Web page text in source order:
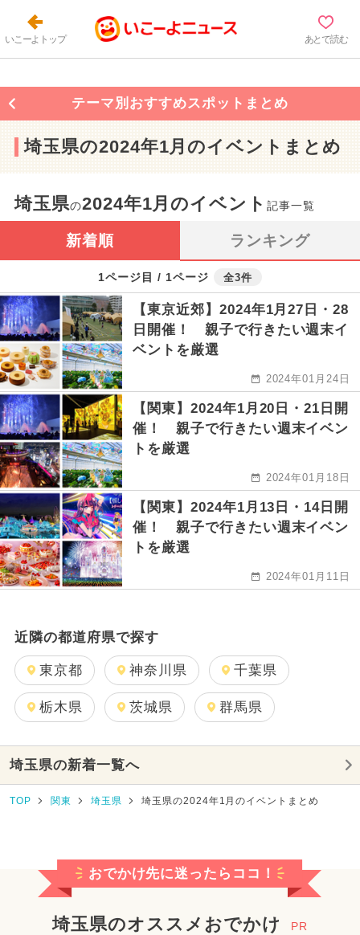
いこーよトップ あとで読む
テーマ別おすすめスポットまとめ
埼玉県の2024年1月のイベントまとめ
埼玉県の2024年1月のイベント記事一覧
新着順 ランキング
1ページ目 / 1ページ 全3件
【東京近郊】2024年1月27日・28
日開催！ 親子で行きたい週末イ
ベントを厳選
2024年01月24日
【関東】2024年1月20日・21日開
催！ 親子で行きたい週末イベン
トを厳選
2024年01月18日
【関東】2024年1月13日・14日開
催！ 親子で行きたい週末イベン
トを厳選
2024年01月11日
近隣の都道府県で探す
東京都 神奈川県 千葉県
栃木県 茨城県 群馬県
埼玉県の新着一覧へ
TOP 関東 埼玉県 埼玉県の2024年1月のイベントまとめ
おでかけ先に迷ったらココ！
埼玉県のオススメおでかけ PR